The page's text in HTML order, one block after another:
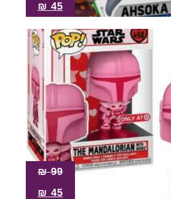
45
₪
99
₪
45
₪